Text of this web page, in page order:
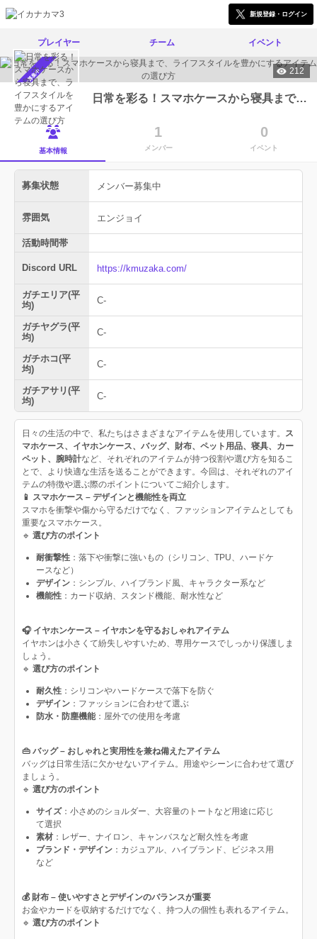
新規登録・ログイン
プレイヤー チーム イベント
メンバー募集中 212
日常を彩る！スマホケースから寝具まで、ライフスタイルを豊かにするアイテムの選び方
基本情報
1
メンバー
0
イベント
募集状態 メンバー募集中
雰囲気 エンジョイ
活動時間帯
Discord URL https://kmuzaka.com/
ガチエリア(平
均)
C-
ガチヤグラ(平
均)
C-
ガチホコ(平
均)
C-
ガチアサリ(平
均)
C-
日々の生活の中で、私たちはさまざまなアイテムを使用しています。 ス
マホケース、イヤホンケース、バッグ、財布、ペット用品、寝具、カー
ペット、腕時計など、それぞれのアイテムが持つ役割や選び方を知るこ
とで、より快適な生活を送ることができます。今回は、それぞれのアイ
テムの特徴や選ぶ際のポイントについてご紹介します。
📱 スマホケース – デザインと機能性を両立
スマホを衝撃や傷から守るだけでなく、ファッションアイテムとしても
重要なスマホケース。
🔹 選び方のポイント
耐衝撃性 ：落下や衝撃に強いもの（シリコン、TPU、ハードケ
ースなど）
デザイン ：シンプル、ハイブランド風、キャラクター系など
機能性 ：カード収納、スタンド機能、耐水性など
🎧 イヤホンケース – イヤホンを守るおしゃれアイテム
イヤホンは小さくて紛失しやすいため、専用ケースでしっかり保護しま
しょう。
🔹 選び方のポイント
耐久性 ：シリコンやハードケースで落下を防ぐ
デザイン ：ファッションに合わせて選ぶ
防水・防塵機能：屋外での使用を考慮
👜 バッグ – おしゃれと実用性を兼ね備えたアイテム
バッグは日常生活に欠かせないアイテム。用途やシーンに合わせて選び
ましょう。
🔹 選び方のポイント
サイズ：小さめのショルダー、大容量のトートなど用途に応じ
て選択
素材 ：レザー、ナイロン、キャンバスなど耐久性を考慮
ブランド・デザイン ：カジュアル、ハイブランド、ビジネス用
など
💰 財布 – 使いやすさとデザインのバランスが重要
お金やカードを収納するだけでなく、持つ人の個性も表れるアイテム。
🔹 選び方のポイント